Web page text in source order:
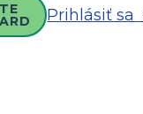
Prihlásiť sa